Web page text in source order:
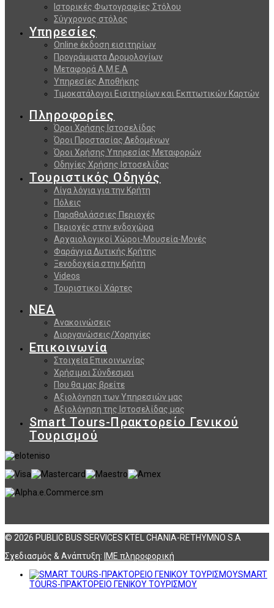
Ιστορικές Φωτογραφίες Στόλου
Σύγχρονος στόλος
Υπηρεσίες
Online έκδοση εισιτηρίων
Προγράμματα Δρομολογίων
Μεταφορά Α.Μ.Ε.Α
Υπηρεσίες Αποθήκης
Τιμοκατάλογοι Εισιτηρίων και Εκπτωτικών Καρτών
Πληροφορίες
Όροι Χρήσης Ιστοσελίδας
Όροι Προστασίας Δεδομένων
Όροι Χρήσης Υπηρεσίας Μεταφορών
Οδηγίες Χρήσης Ιστοσελίδας
Τουριστικός Οδηγός
Λίγα λόγια για την Κρήτη
Πόλεις
Παραθαλάσσιες Περιοχές
Περιοχές στην ενδοχώρα
Αρχαιολογικοί Χώροι-Μουσεία-Μονές
Φαράγγια Δυτικής Κρήτης
Ξενοδοχεία στην Κρήτη
Videos
Τουριστικοί Χάρτες
ΝΕΑ
Ανακοινώσεις
Διοργανώσεις/Χορηγίες
Επικοινωνία
Στοιχεία Επικοινωνίας
Χρήσιμοι Σύνδεσμοι
Που θα μας βρείτε
Αξιολόγηση των Υπηρεσιών μας
Αξιολόγηση της Ιστοσελίδας μας
Smart Tours-Πρακτορείο Γενικού
Τουρισμού
© 2026 PUBLIC BUS SERVICES KTEL CHANIA-RETHYMNO S.A
Σχεδιασμός & Ανάπτυξη: ΙΜΕ πληροφορική
SMART
TOURS-ΠΡΑΚΤΟΡΕΙΟ ΓΕΝΙΚΟΥ ΤΟΥΡΙΣΜΟΥ